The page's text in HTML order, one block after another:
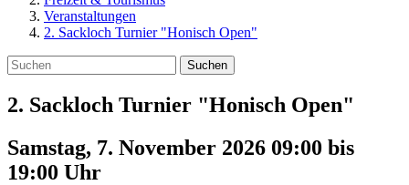
Veranstaltungen
2. Sackloch Turnier "Honisch Open"
Suchen
2. Sackloch Turnier "Honisch Open"
Samstag, 7. November 2026 09:00 bis
19:00 Uhr